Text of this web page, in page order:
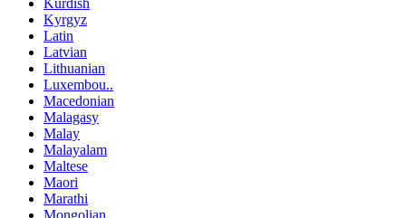
Kyrgyz
Latin
Latvian
Lithuanian
Luxembou..
Macedonian
Malagasy
Malay
Malayalam
Maltese
Maori
Marathi
Mongolian